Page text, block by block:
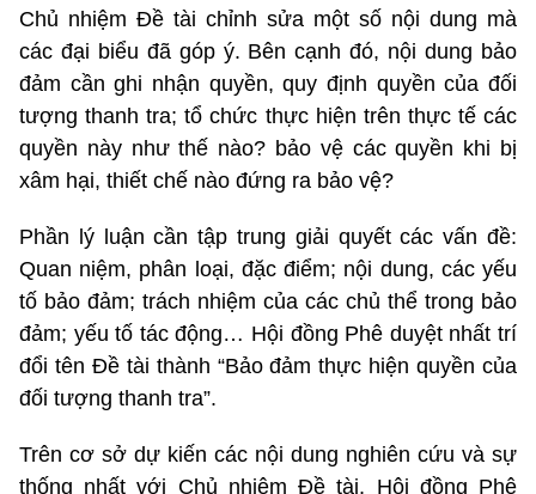
Chủ nhiệm Đề tài chỉnh sửa một số nội dung mà
các đại biểu đã góp ý. Bên cạnh đó, nội dung bảo
đảm cần ghi nhận quyền, quy định quyền của đối
tượng thanh tra; tổ chức thực hiện trên thực tế các
quyền này như thế nào? bảo vệ các quyền khi bị
xâm hại, thiết chế nào đứng ra bảo vệ?
Phần lý luận cần tập trung giải quyết các vấn đề:
Quan niệm, phân loại, đặc điểm; nội dung, các yếu
tố bảo đảm; trách nhiệm của các chủ thể trong bảo
đảm; yếu tố tác động… Hội đồng Phê duyệt nhất trí
đổi tên Đề tài thành “Bảo đảm thực hiện quyền của
đối tượng thanh tra”.
Trên cơ sở dự kiến các nội dung nghiên cứu và sự
thống nhất với Chủ nhiệm Đề tài, Hội đồng Phê